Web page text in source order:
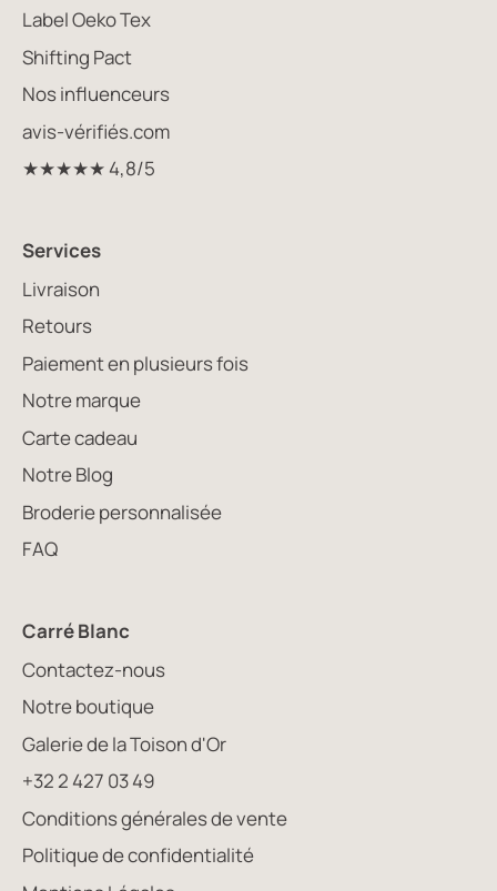
Label Oeko Tex
Shifting Pact
Nos influenceurs
avis-vérifiés.com
★★★★★ 4,8/5
Services
Livraison
Retours
Paiement en plusieurs fois
Notre marque
Carte cadeau
Notre Blog
Broderie personnalisée
FAQ
Carré Blanc
Contactez-nous
Notre boutique
Galerie de la Toison d'Or
+32 2 427 03 49
Conditions générales de vente
Politique de confidentialité